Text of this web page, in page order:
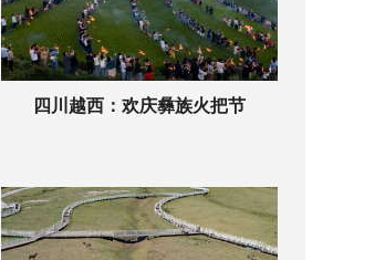
四川越西：欢庆彝族火把节